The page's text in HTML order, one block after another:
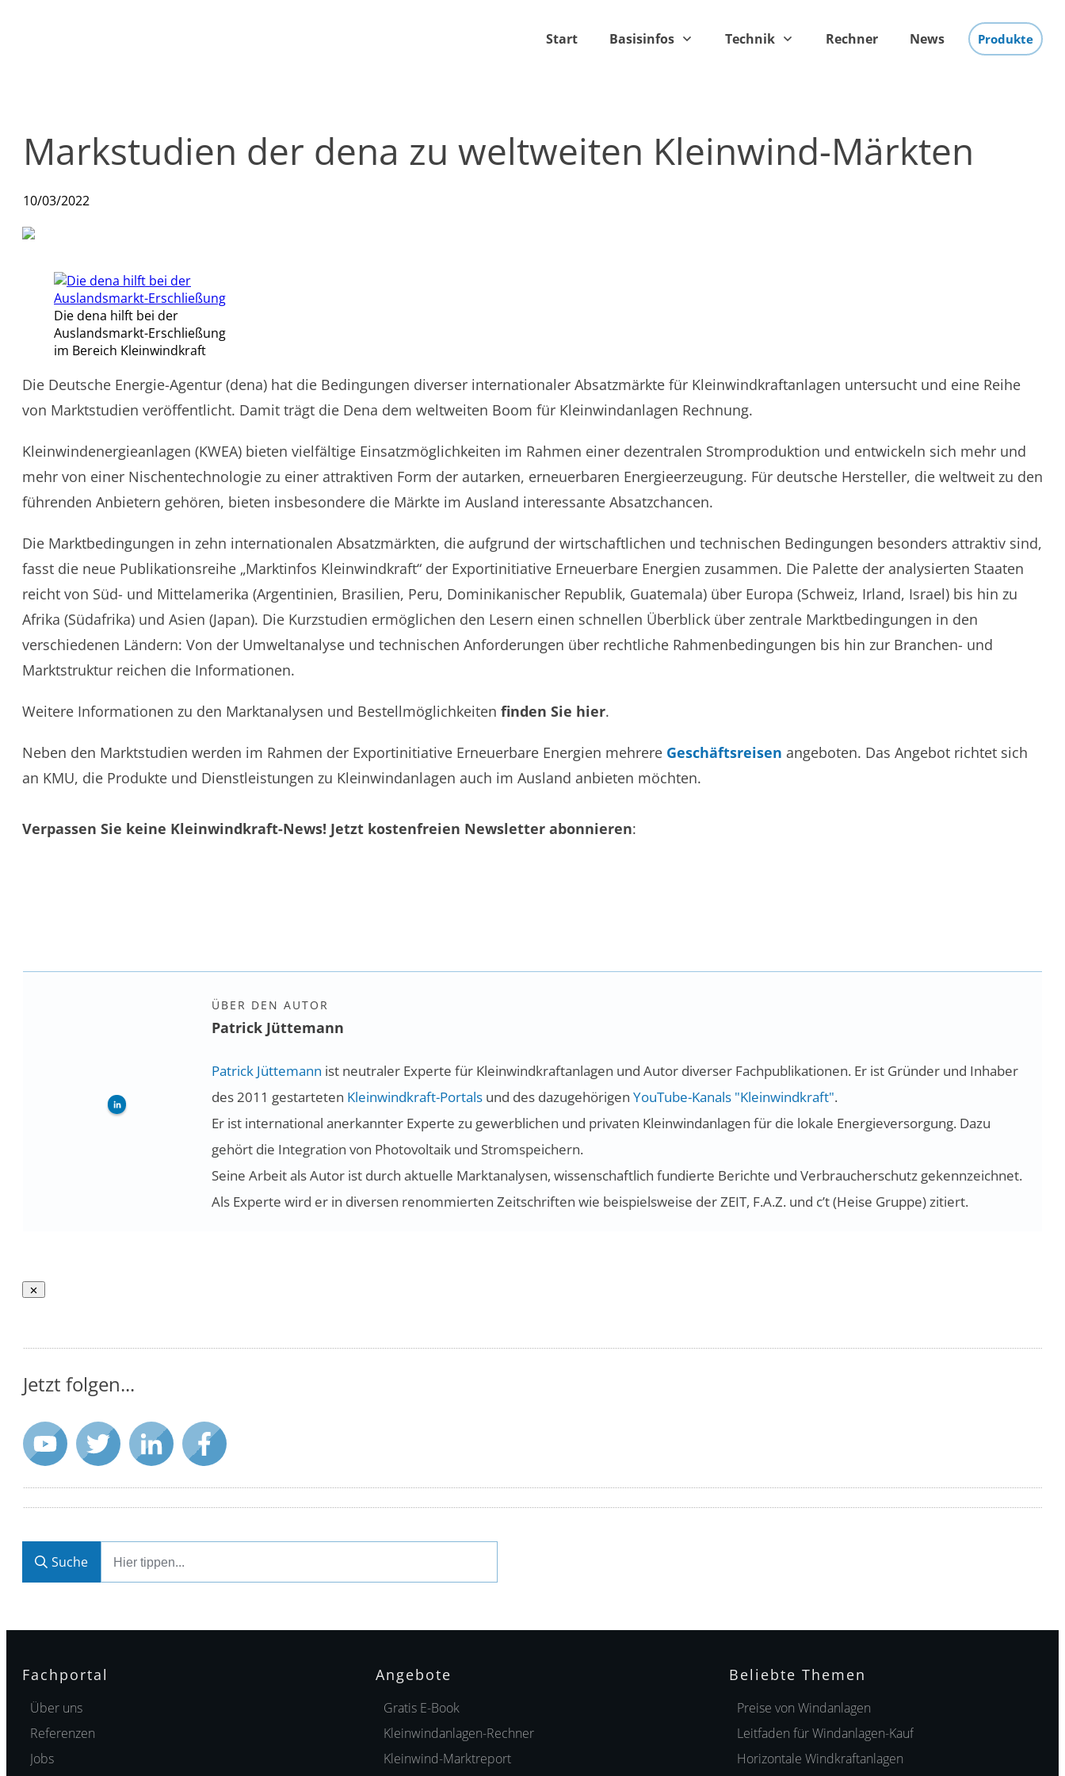
Start Basisinfos Technik Rechner News Produkte
Markstudien der dena zu weltweiten Kleinwind-Märkten
10/03/2022
Die dena hilft bei der
Auslandsmarkt-Erschließung
im Bereich Kleinwindkraft
Die Deutsche Energie-Agentur (dena) hat die Bedingungen diverser internationaler Absatzmärkte für Kleinwindkraftanlagen untersucht und eine Reihe
von Marktstudien veröffentlicht. Damit trägt die Dena dem weltweiten Boom für Kleinwindanlagen Rechnung.
Kleinwindenergieanlagen (KWEA) bieten vielfältige Einsatzmöglichkeiten im Rahmen einer dezentralen Stromproduktion und entwickeln sich mehr und
mehr von einer Nischentechnologie zu einer attraktiven Form der autarken, erneuerbaren Energieerzeugung. Für deutsche Hersteller, die weltweit zu den
führenden Anbietern gehören, bieten insbesondere die Märkte im Ausland interessante Absatzchancen.
Die Marktbedingungen in zehn internationalen Absatzmärkten, die aufgrund der wirtschaftlichen und technischen Bedingungen besonders attraktiv sind,
fasst die neue Publikationsreihe „Marktinfos Kleinwindkraft“ der Exportinitiative Erneuerbare Energien zusammen. Die Palette der analysierten Staaten
reicht von Süd- und Mittelamerika (Argentinien, Brasilien, Peru, Dominikanischer Republik, Guatemala) über Europa (Schweiz, Irland, Israel) bis hin zu
Afrika (Südafrika) und Asien (Japan). Die Kurzstudien ermöglichen den Lesern einen schnellen Überblick über zentrale Marktbedingungen in den
verschiedenen Ländern: Von der Umweltanalyse und technischen Anforderungen über rechtliche Rahmenbedingungen bis hin zur Branchen- und
Marktstruktur reichen die Informationen.
Weitere Informationen zu den Marktanalysen und Bestellmöglichkeiten finden Sie hier.
Neben den Marktstudien werden im Rahmen der Exportinitiative Erneuerbare Energien mehrere Geschäftsreisen angeboten. Das Angebot richtet sich
an KMU, die Produkte und Dienstleistungen zu Kleinwindanlagen auch im Ausland anbieten möchten.
Verpassen Sie keine Kleinwindkraft-News! Jetzt kostenfreien Newsletter abonnieren:
ÜBER DEN AUTOR
Patrick Jüttemann
Patrick Jüttemann ist neutraler Experte für Kleinwindkraftanlagen und Autor diverser Fachpublikationen. Er ist Gründer und Inhaber
des 2011 gestarteten Kleinwindkraft-Portals und des dazugehörigenYouTube-Kanals "Kleinwindkraft".
Er ist international anerkannter Experte zu gewerblichen und privaten Kleinwindanlagen für die lokale Energieversorgung. Dazu
gehört die Integration von Photovoltaik und Stromspeichern.
Seine Arbeit als Autor ist durch aktuelle Marktanalysen, wissenschaftlich fundierte Berichte und Verbraucherschutz gekennzeichnet.
Als Experte wird er in diversen renommierten Zeitschriften wie beispielsweise der ZEIT, F.A.Z. und c’t (Heise Gruppe) zitiert.
Jetzt folgen...
Suche
Fachportal
Über uns
Referenzen
Jobs
Angebote
Gratis E-Book
Kleinwindanlagen-Rechner
Kleinwind-Marktreport
Beliebte Themen
Preise von Windanlagen
Leitfaden für Windanlagen-Kauf
Horizontale Windkraftanlagen